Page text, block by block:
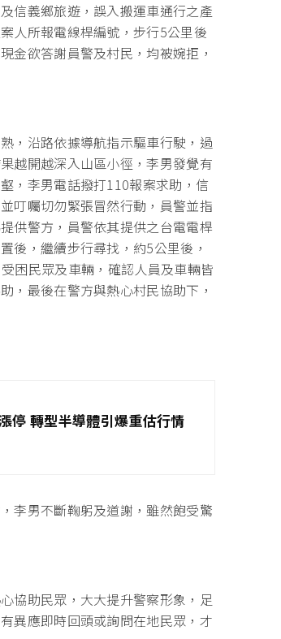
信義鄉旅遊，誤入搬運車通行之產
人所報電線桿編號，步行5公里後
金欲答謝員警及村民，均被婉拒，
，沿路依據導航指示驅車行駛，過
越開越深入山區小徑，李男發覺有
，李男電話撥打110報案求助，信
叮囑切勿緊張冒然行動，員警並指
供警方，員警依其提供之台電電桿
後，繼續步行尋找，約5公里後，
困民眾及車輛，確認人員及車輛皆
，最後在警方與熱心村民協助下，
停 轉型半導體引爆重估行情
李男不斷鞠躬及道謝，雖然飽受驚
協助民眾，大大提升警察形象，足
異應即時回頭或詢問在地民眾，才